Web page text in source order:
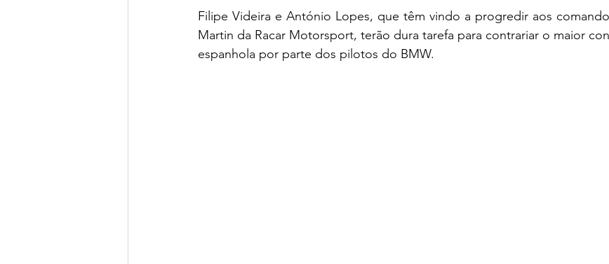
Filipe Videira e António Lopes, que têm vindo a progredir aos
Martin da Racar Motorsport, terão dura tarefa para contrariar o maior
espanhola por parte dos pilotos do BMW.